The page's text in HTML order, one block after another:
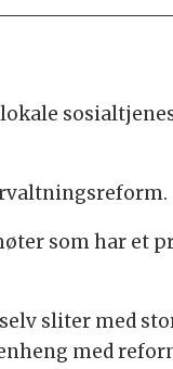
som har et
sliter med
med